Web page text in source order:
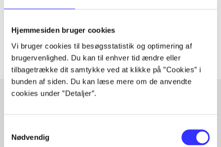
Hjemmesiden bruger cookies
Vi bruger cookies til besøgsstatistik og optimering af
brugervenlighed. Du kan til enhver tid ændre eller
tilbagetrække dit samtykke ved at klikke på ”Cookies” i
bunden af siden. Du kan læse mere om de anvendte
cookies under ”Detaljer”.
Nødvendig
Artiklerne i handler ofte om
Fra